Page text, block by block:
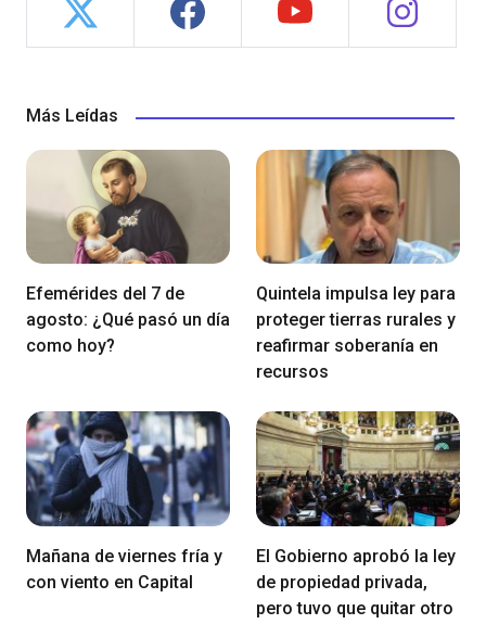
Más Leídas
Efemérides del 7 de
agosto: ¿Qué pasó un día
como hoy?
Quintela impulsa ley para
proteger tierras rurales y
reafirmar soberanía en
recursos
Mañana de viernes fría y
con viento en Capital
El Gobierno aprobó la ley
de propiedad privada,
pero tuvo que quitar otro